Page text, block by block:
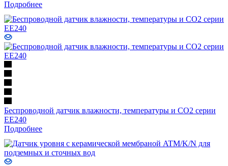
Подробнее
Беспроводной датчик влажности, температуры и СО2 серии
EE240
Подробнее